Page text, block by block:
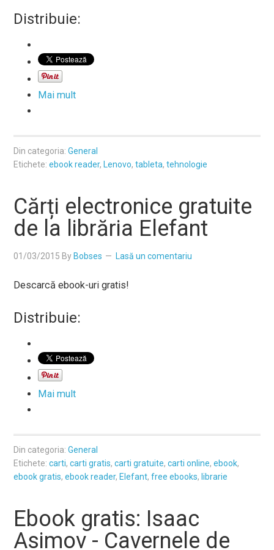
Distribuie:
Mai mult
Din categoria:General
Etichete:ebook reader, Lenovo,tableta,tehnologie
Cărți electronice gratuite
de la librăria Elefant
01/03/2015 By Bobses Lasă un comentariu
Descarcă ebook-uri gratis!
Distribuie:
Mai mult
Din categoria:General
Etichete:carti,carti gratis,carti gratuite,carti online,ebook,
ebook gratis,ebook reader, Elefant,free ebooks, librarie
Ebook gratis: Isaac
Asimov - Cavernele de